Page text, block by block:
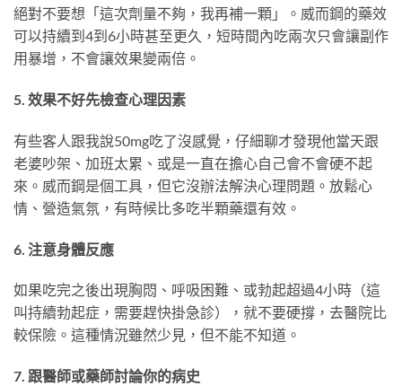
絕對不要想「這次劑量不夠，我再補一顆」。威而鋼的藥效
可以持續到4到6小時甚至更久，短時間內吃兩次只會讓副作
用暴增，不會讓效果變兩倍。
5. 效果不好先檢查心理因素
有些客人跟我說50mg吃了沒感覺，仔細聊才發現他當天跟
老婆吵架、加班太累、或是一直在擔心自己會不會硬不起
來。威而鋼是個工具，但它沒辦法解決心理問題。放鬆心
情、營造氣氛，有時候比多吃半顆藥還有效。
6. 注意身體反應
如果吃完之後出現胸悶、呼吸困難、或勃起超過4小時（這
叫持續勃起症，需要趕快掛急診），就不要硬撐，去醫院比
較保險。這種情況雖然少見，但不能不知道。
7. 跟醫師或藥師討論你的病史